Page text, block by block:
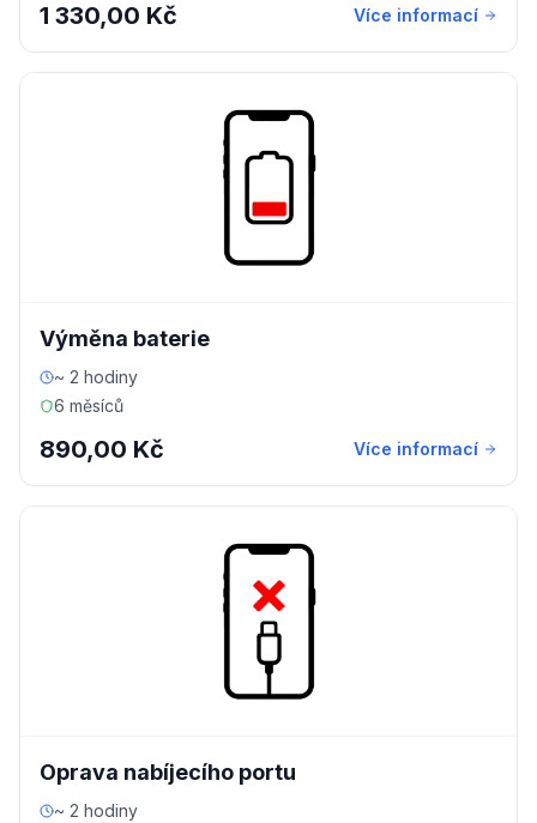
1 330,00 Kč Více informací
Výměna baterie
~ 2 hodiny
6 měsíců
890,00 Kč Více informací
Oprava nabíjecího portu
~ 2 hodiny